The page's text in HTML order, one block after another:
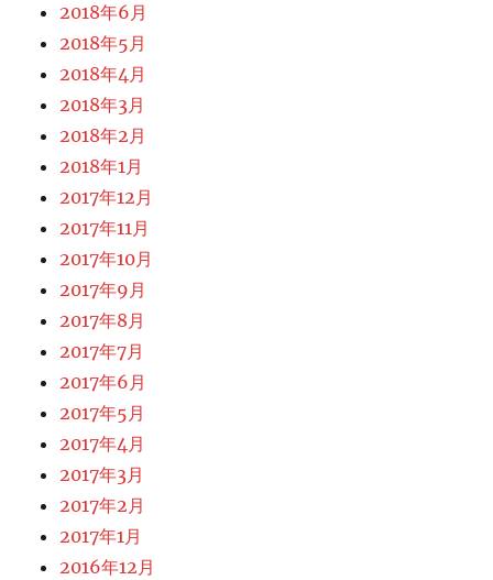
2018年6月
2018年5月
2018年4月
2018年3月
2018年2月
2018年1月
2017年12月
2017年11月
2017年10月
2017年9月
2017年8月
2017年7月
2017年6月
2017年5月
2017年4月
2017年3月
2017年2月
2017年1月
2016年12月